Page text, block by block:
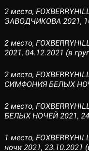
2 место,
ЗАВОДЧИКОВА 2021,
2 место,
2021, 04.12.2021 (в
2 место,
СИМФОНИЯ БЕЛЫХ
2 место,
БЕЛЫХ НОЧЕЙ 2021,
1 место,
ночи 2021, 23.10.2021